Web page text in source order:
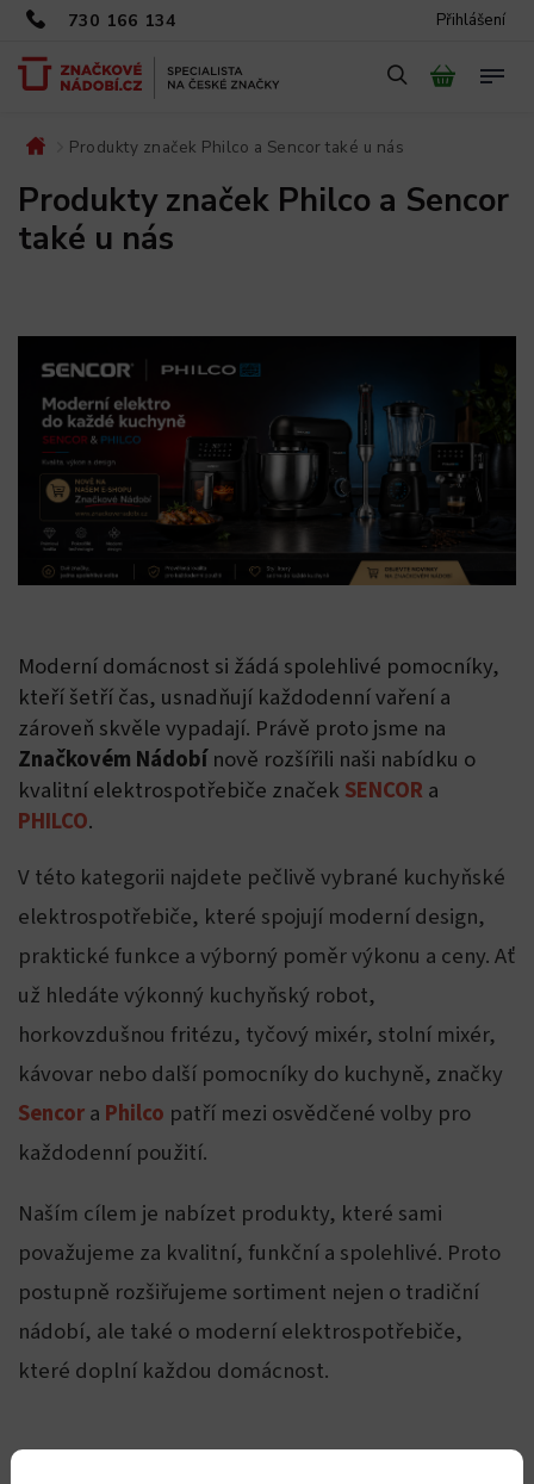
730 166 134 Přihlášení
Produkty značek Philco a Sencor také u nás
Produkty značek Philco a Sencor
také u nás
Moderní domácnost si žádá spolehlivé pomocníky,
kteří šetří čas, usnadňují každodenní vaření a
zároveň skvěle vypadají. Právě proto jsme na
Značkovém Nádobínově rozšířili naši nabídku o
kvalitní elektrospotřebiče značek SENCOR a
PHILCO.
V této kategorii najdete pečlivě vybrané kuchyňské
elektrospotřebiče, které spojují moderní design,
praktické funkce a výborný poměr výkonu a ceny. Ať
už hledáte výkonný kuchyňský robot,
horkovzdušnou fritézu, tyčový mixér, stolní mixér,
kávovar nebo další pomocníky do kuchyně, značky
Sencora Philco patří mezi osvědčené volby pro
každodenní použití.
Naším cílem je nabízet produkty, které sami
považujeme za kvalitní, funkční a spolehlivé. Proto
postupně rozšiřujeme sortiment nejen o tradiční
nádobí, ale také o moderní elektrospotřebiče,
které doplní každou domácnost.